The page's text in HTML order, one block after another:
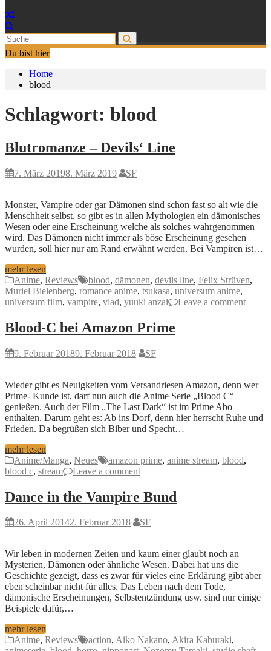
Du bist hier
Home
blood
Schlagwort: blood
Blutromanze – Devils‘ Line
7. März 20198. März 2019 SF
Monster, Vampire oder gar Dämonen sind schon fast so alt wie die
Menschheit selbst, so gibt es in allen Mythologien ein dämonisches
Wesen oder eine Erscheinung welche als solches wahrgenommen
wird. Das Dämonen nicht immer als böse Erscheinung gesehen
wurden, soll hier nur am Rand erwähnt werden. Bei Vampiren ist…
mehr lesen
Anime, Reviews blood, dämonen, devils line, Felix Strüven,
Muriel Bielenberg, romance anime, tsukasa, universum anime,
universum film, vampire, vlad, yuuki anzai Leave a comment
Blood-C bei Amazon Prime
9. Februar 20189. Februar 2018 SF
Wieder gibt es Neuigkeiten vom Versandriesen Amazon, denn wer
Prime- Kunde ist, darf nun auch die Anime Serie „Blood C“
genießen. Auch der Film „The Last Dark“ ist im Prime Abo
enthalten. Darum geht es: Ab ins Dorf, denn hier herrscht Ruhe und
Frieden. Da begrüßen sich Biber und Specht…
mehr lesen
Anime/Manga, Neues amazon prime, anime stream, blood,
blood c, stream Leave a comment
Dance in the Vampire Bund
26. April 20142. Februar 2018 SF
Wir leben in modernen Zeiten und kaum einer glaubt noch an
Mysterien, Dämonen oder ähnliche Wesen. Dabei hat uns die
Geschichte gezeigt, dass es zwar für vieles eine Erklärung gibt aber
eben scheinbar nicht für alles. Das Leben nach dem Tode,
dämonische Erscheinungen, Selbstentzündung usw. sind nur einige
Beispiele dafür,…
mehr lesen
Anime, Reviews action, Aiko Nakano, Akira Kaburaki,